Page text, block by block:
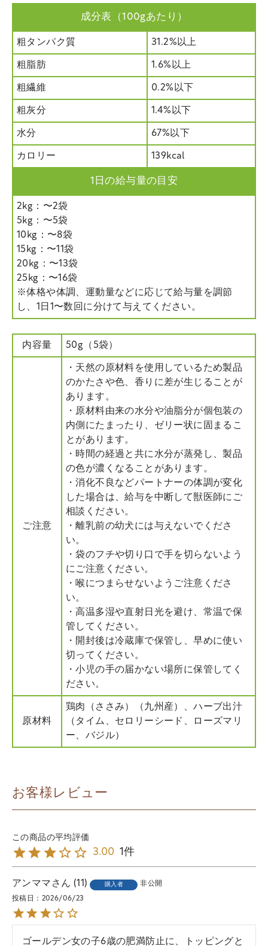
成分表（100gあたり）
粗タンパク質 31.2%以上
粗脂肪 1.6%以上
粗繊維 0.2%以下
粗灰分 1.4%以下
水分 67%以下
カロリー 139kcal
1日の給与量の目安
2kg：〜2袋
5kg：〜5袋
10kg：〜8袋
15kg：〜11袋
20kg：〜13袋
25kg：〜16袋
※体格や体調、運動量などに応じて給与量を調節
し、1日1〜数回に分けて与えてください。
内容量 50g（5袋）
ご注意
・天然の原材料を使用しているため製品
のかたさや色、香りに差が生じることが
あります。
・原材料由来の水分や油脂分が個包装の
内側にたまったり、ゼリー状に固まるこ
とがあります。
・時間の経過と共に水分が蒸発し、製品
の色が濃くなることがあります。
・消化不良などパートナーの体調が変化
した場合は、給与を中断して獣医師にご
相談ください。
・離乳前の幼犬には与えないでくださ
い。
・袋のフチや切り口で手を切らないよう
にご注意ください。
・喉につまらせないようご注意くださ
い。
・高温多湿や直射日光を避け、常温で保
管してください。
・開封後は冷蔵庫で保管し、早めに使い
切ってください。
・小児の手の届かない場所に保管してく
ださい。
原材料
鶏肉（ささみ）（九州産）、ハーブ出汁
（タイム、セロリーシード、ローズマリ
ー、バジル）
お客様レビュー
3.00 1
アンママ 11 購入者 非公開
投稿日 2026/06/23
ゴールデン女の子6歳の肥満防止に、トッピングと